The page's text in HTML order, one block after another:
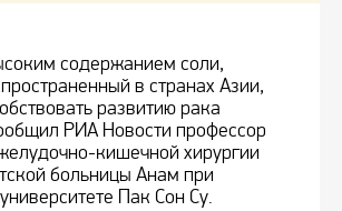
содержанием соли,
в странах Азии,
развитию рака
РИА Новости профессор
кишечной хирургии
больницы Анам при
Пак Сон Су.